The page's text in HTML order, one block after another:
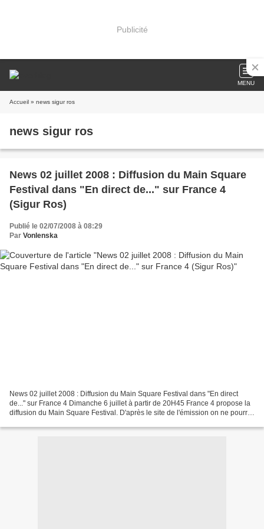
Publicité
MENU
Accueil » news sigur ros
news sigur ros
News 02 juillet 2008 : Diffusion du Main Square
Festival dans "En direct de..." sur France 4
(Sigur Ros)
Publié le 02/07/2008 à 08:29
Par Vonlenska
News 02 juillet 2008 : Diffusion du Main Square Festival dans "En direct
de..." sur France 4 Dimanche 6 juillet à partir de 20H45 France 4 propose la
diffusion du Main Square Festival. D'après le site de l'émission on ne pourra